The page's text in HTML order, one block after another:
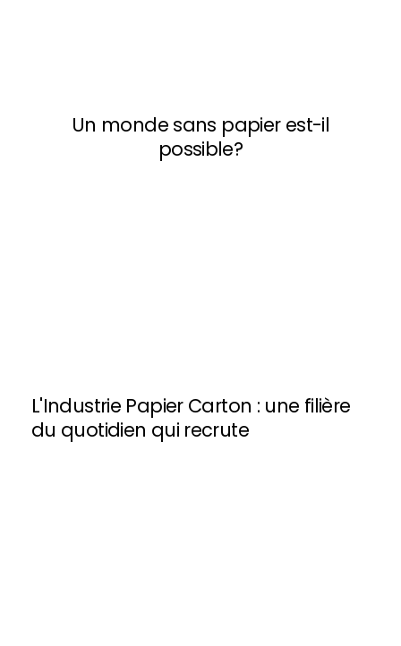
Un monde sans papier est-il
possible?
L'Industrie Papier Carton : une filière
du quotidien qui recrute